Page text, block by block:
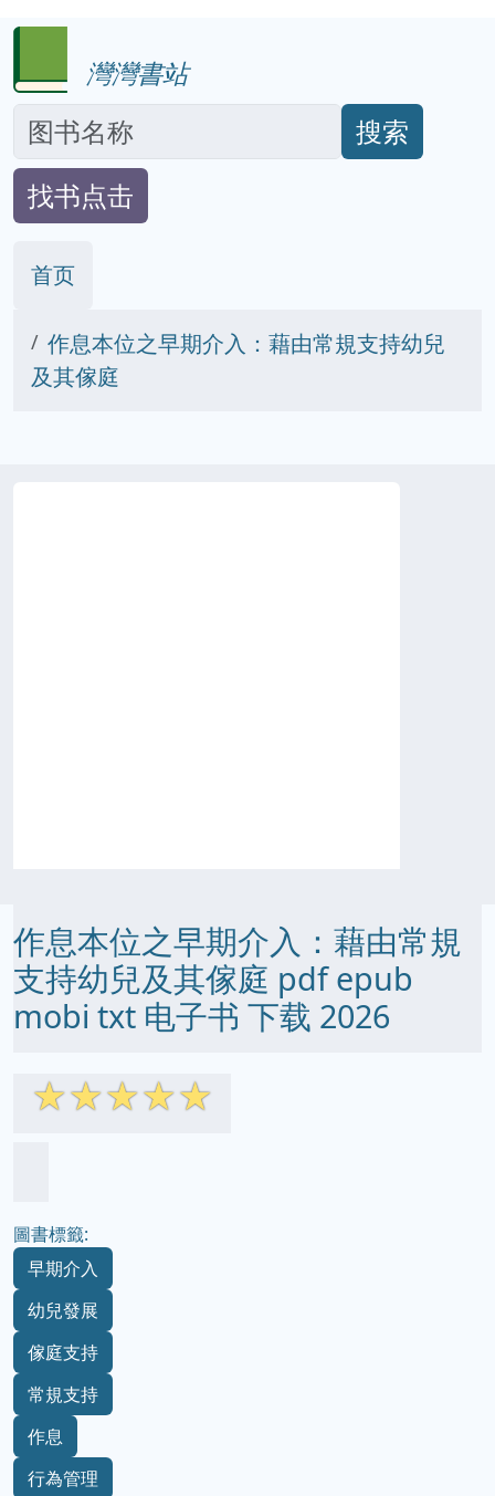
灣灣書站
搜索
找书点击
首页
作息本位之早期介入：藉由常規支持幼兒
及其傢庭
作息本位之早期介入：藉由常規
支持幼兒及其傢庭 pdf epub
mobi txt 电子书 下载 2026
☆☆☆☆☆
圖書標籤:
早期介入
幼兒發展
傢庭支持
常規支持
作息
行為管理